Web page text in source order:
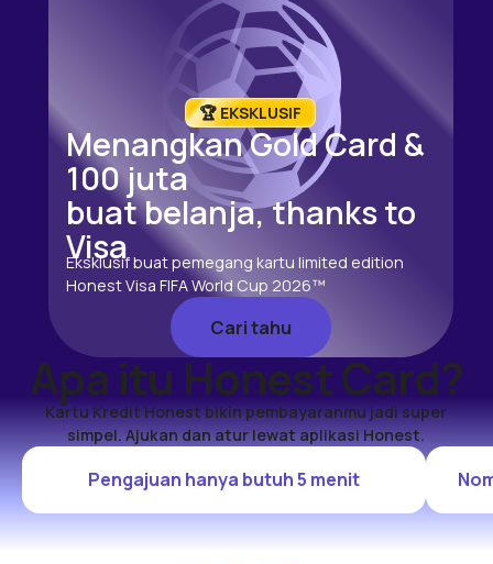
🏆️ EKSKLUSIF
Menangkan Gold Card &
100 juta
buat belanja, thanks to
Visa
Eksklusif buat pemegang kartu limited edition
Honest Visa FIFA World Cup 2026™
Cari tahu
Cari tahu
Apa itu Honest Card?
Kartu Kredit Honest bikin pembayaranmu jadi super
simpel. Ajukan dan atur lewat aplikasi Honest.
Pengajuan hanya butuh 5 menit